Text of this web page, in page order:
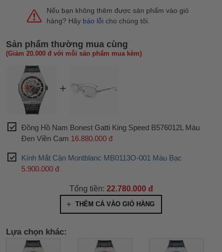
Nếu bạn không thêm được sản phẩm vào giỏ
hàng? Hãy báo lỗi cho chúng tôi.
Sản phẩm thường mua cùng
(Giảm 20.000 đ với mỗi sản phẩm mua kèm)
Đồng Hồ Nam Bonest Gatti King Speed B576012L Màu
Đen Viền Cam 16.880.000 đ
Kính Mắt Cận Montblanc MB0113O-001 Màu Bạc
5.900.000 đ
Tổng tiền: 22.780.000 đ
THÊM CẢ VÀO GIỎ HÀNG
Lựa chọn khác: